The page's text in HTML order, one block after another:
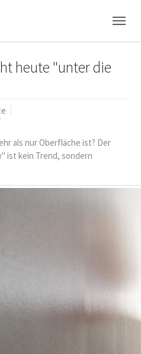
heute "unter die
als nur Oberfläche ist? Der
ist kein Trend, sondern